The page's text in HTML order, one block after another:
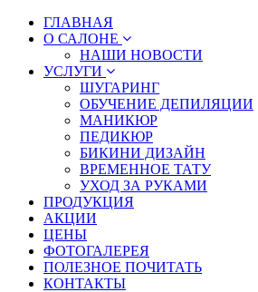
ГЛАВНАЯ
О САЛОНЕ
НАШИ НОВОСТИ
УСЛУГИ
ШУГАРИНГ
ОБУЧЕНИЕ ДЕПИЛЯЦИИ
МАНИКЮР
ПЕДИКЮР
БИКИНИ ДИЗАЙН
ВРЕМЕННОЕ ТАТУ
УХОД ЗА РУКАМИ
ПРОДУКЦИЯ
АКЦИИ
ЦЕНЫ
ФОТОГАЛЕРЕЯ
ПОЛЕЗНОЕ ПОЧИТАТЬ
КОНТАКТЫ